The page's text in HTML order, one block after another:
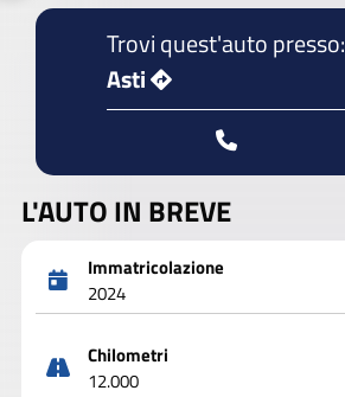
Trovi quest'auto presso:
Asti
L'AUTO IN BREVE
Immatricolazione
2024
Chilometri
12.000